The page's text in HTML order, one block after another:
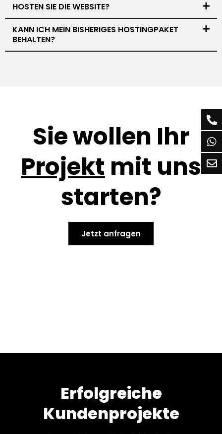
HOSTEN SIE DIE WEBSITE?
KANN ICH MEIN BISHERIGES HOSTINGPAKET
BEHALTEN?
Sie wollen Ihr
Projekt mit uns
starten?
Jetzt anfragen
Erfolgreiche
Kundenprojekte